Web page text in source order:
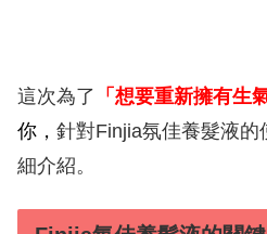
這次為了 「想要重新擁有生
你 ， 針對Finjia氛佳養髮液
細介紹。